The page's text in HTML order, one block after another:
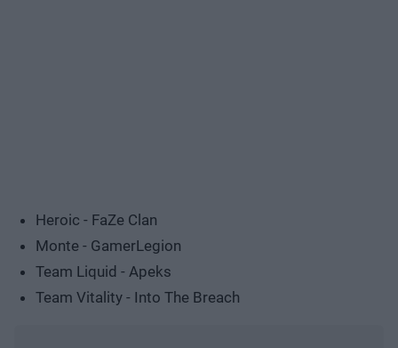
Heroic - FaZe Clan
Monte - GamerLegion
Team Liquid - Apeks
Team Vitality - Into The Breach